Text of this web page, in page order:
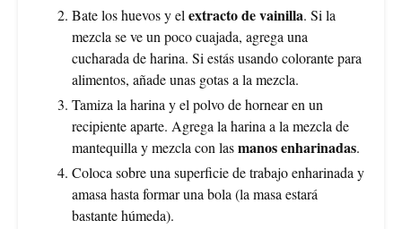
Bate los huevos y el extracto de vainilla. Si la
mezcla se ve un poco cuajada, agrega una
cucharada de harina. Si estás usando colorante para
alimentos, añade unas gotas a la mezcla.
Tamiza la harina y el polvo de hornear en un
recipiente aparte. Agrega la harina a la mezcla de
mantequilla y mezcla con lasmanos enharinadas.
Coloca sobre una superficie de trabajo enharinada y
amasa hasta formar una bola (la masa estará
bastante húmeda).